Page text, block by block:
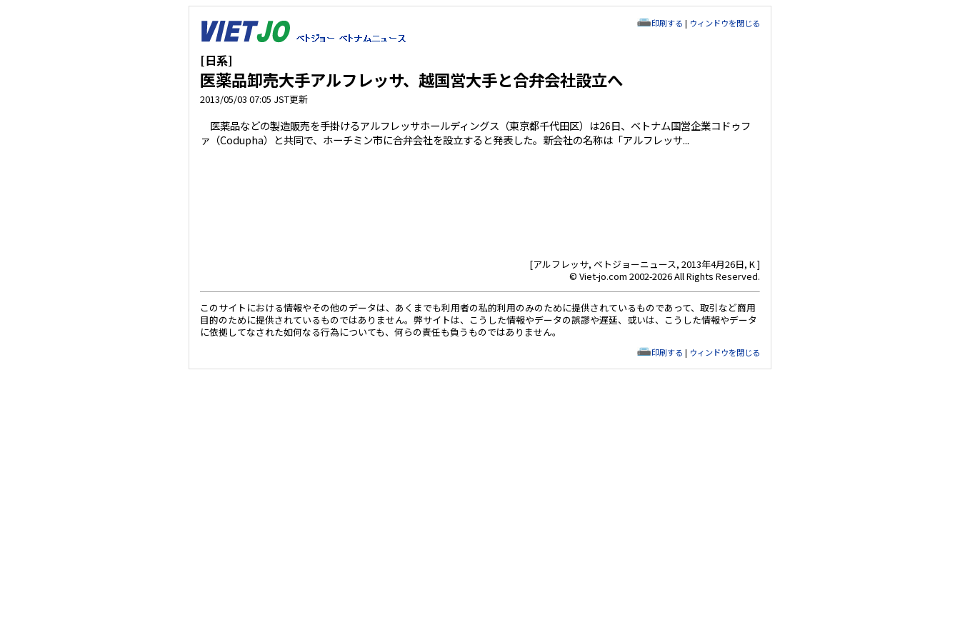
印刷する | ウィンドウを閉じる
[日系]
医薬品卸売大手アルフレッサ、越国営大手と合弁会社設立へ
2013/05/03 07:05 JST更新
医薬品などの製造販売を手掛けるアルフレッサホールディングス（東京都千代田区）は26日、ベトナム国営企業コドゥフ
ァ（Codupha）と共同で、ホーチミン市に合弁会社を設立すると発表した。新会社の名称は「アルフレッサ...
[アルフレッサ, ベトジョーニュース, 2013年4月26日, K ]
© Viet-jo.com 2002-2026 All Rights Reserved.
このサイトにおける情報やその他のデータは、あくまでも利用者の私的利用のみのために提供されているものであって、取引など商用
目的のために提供されているものではありません。弊サイトは、こうした情報やデータの誤謬や遅延、或いは、こうした情報やデータ
に依拠してなされた如何なる行為についても、何らの責任も負うものではありません。
印刷する | ウィンドウを閉じる